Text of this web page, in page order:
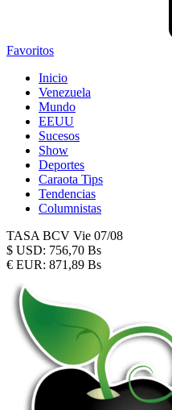
Favoritos
Inicio
Venezuela
Mundo
EEUU
Sucesos
Show
Deportes
Caraota Tips
Tendencias
Columnistas
TASA BCV Vie 07/08
$ USD: 756,70 Bs
€ EUR: 871,89 Bs